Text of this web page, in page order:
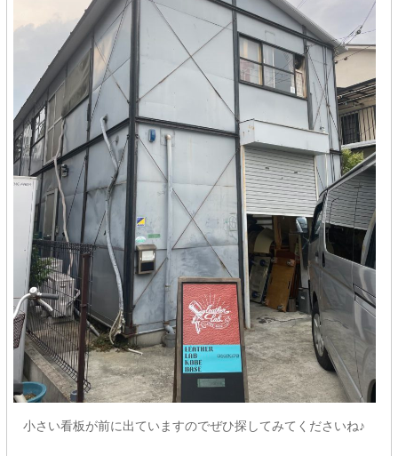
小さい看板が前に出ていますのでぜひ探してみてくださいね♪